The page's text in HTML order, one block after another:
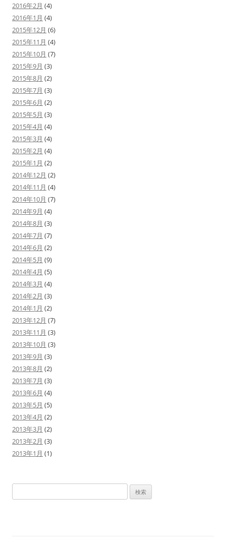
2016年2月 (4)
2016年1月 (4)
2015年12月 (6)
2015年11月 (4)
2015年10月 (7)
2015年9月 (3)
2015年8月 (2)
2015年7月 (3)
2015年6月 (2)
2015年5月 (3)
2015年4月 (4)
2015年3月 (4)
2015年2月 (4)
2015年1月 (2)
2014年12月 (2)
2014年11月 (4)
2014年10月 (7)
2014年9月 (4)
2014年8月 (3)
2014年7月 (7)
2014年6月 (2)
2014年5月 (9)
2014年4月 (5)
2014年3月 (4)
2014年2月 (3)
2014年1月 (2)
2013年12月 (7)
2013年11月 (3)
2013年10月 (3)
2013年9月 (3)
2013年8月 (2)
2013年7月 (3)
2013年6月 (4)
2013年5月 (5)
2013年4月 (2)
2013年3月 (2)
2013年2月 (3)
2013年1月 (1)
索: